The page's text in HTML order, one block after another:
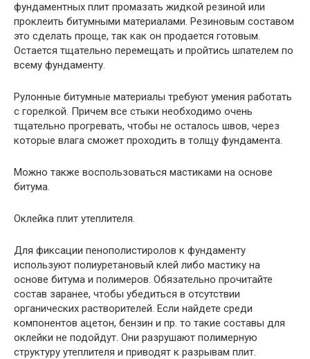
фундаментных плит промазать жидкой резиной или
проклеить битумными материалами. Резиновым составом
это сделать проще, так как он продается готовым.
Остается тщательно перемещать и пройтись шпателем по
всему фундаменту.
Рулонные битумные материалы требуют умения работать
с горелкой. Причем все стыки необходимо очень
тщательно прогревать, чтобы не осталось швов, через
которые влага сможет проходить в толщу фундамента.
Можно также воспользоваться мастиками на основе
битума.
Оклейка плит утеплителя.
Для фиксации пенополистиролов к фундаменту
используют полиуретановый клей либо мастику на
основе битума и полимеров. Обязательно прочитайте
состав заранее, чтобы убедиться в отсутствии
органических растворителей. Если найдете среди
компонентов ацетон, бензин и пр. то такие составы для
оклейки не подойдут. Они разрушают полимерную
структуру утеплителя и приводят к разрывам плит.